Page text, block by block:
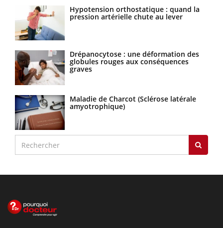
Hypotension orthostatique : quand la
pression artérielle chute au lever
Drépanocytose : une déformation des
globules rouges aux conséquences
graves
Maladie de Charcot (Sclérose latérale
amyotrophique)